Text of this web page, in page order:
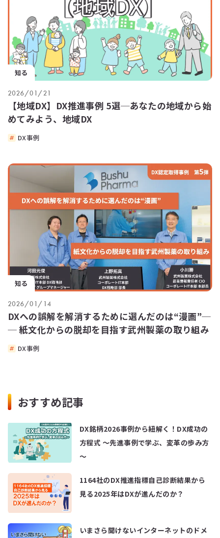
知る
2026/01/21
【地域DX】DX推進事例 5選─あなたの地域から始
めてみよう、地域DX
DX事例
知る
2026/01/14
DXへの誤解を解消するために選んだのは“漫画”─
─ 紙文化からの脱却を目指す武州製薬の取り組み
DX事例
おすすめ記事
DX銘柄2026事例から紐解く！DX成功の
方程式 ～先進事例で学ぶ、変革の歩み方
～
1164社のDX推進指標自己診断結果から
見る2025年はDXが進んだのか？
いまさら聞けないインターネットのドメ